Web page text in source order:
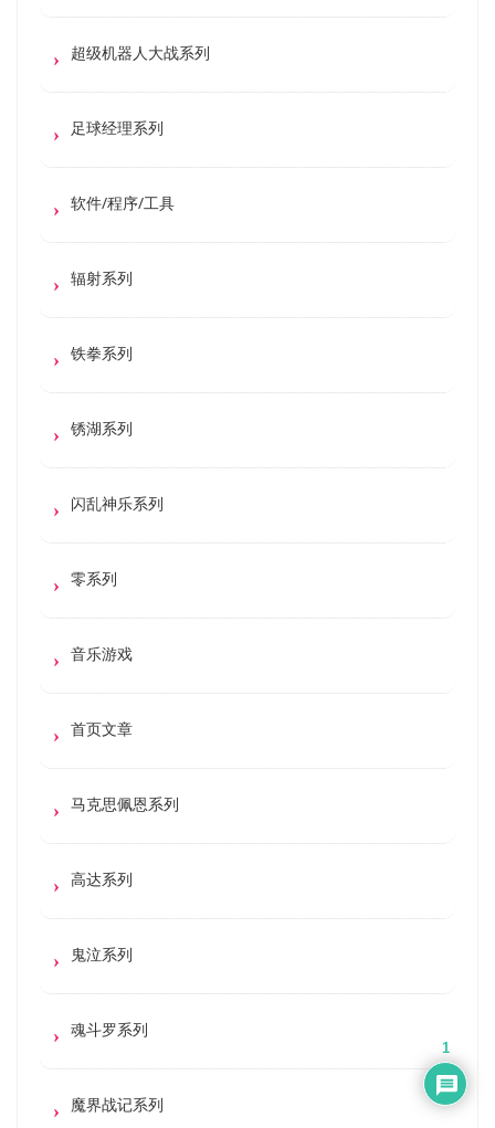
超级机器人大战系列
足球经理系列
软件/程序/工具
辐射系列
铁拳系列
锈湖系列
闪乱神乐系列
零系列
音乐游戏
首页文章
马克思佩恩系列
高达系列
鬼泣系列
魂斗罗系列
魔界战记系列
1